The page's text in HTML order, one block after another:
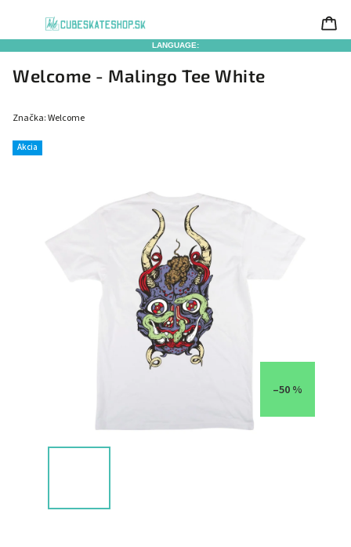
LANGUAGE:
Welcome - Malingo Tee White
Akcia
Značka:Welcome
–50 %